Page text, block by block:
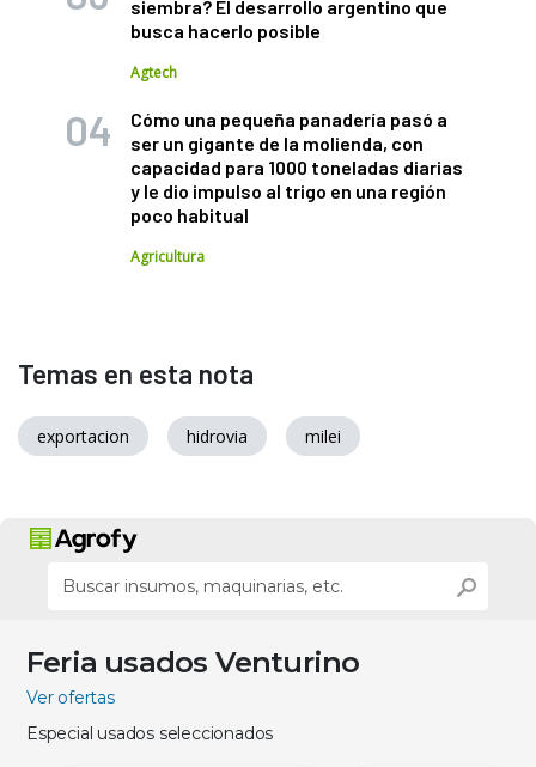
siembra? El desarrollo argentino que
busca hacerlo posible
Agtech
Cómo una pequeña panadería pasó a
ser un gigante de la molienda, con
capacidad para 1000 toneladas diarias
y le dio impulso al trigo en una región
poco habitual
Agricultura
Temas en esta nota
exportacion hidrovia milei
Feria usados Venturino
Ver ofertas
Especial usados seleccionados